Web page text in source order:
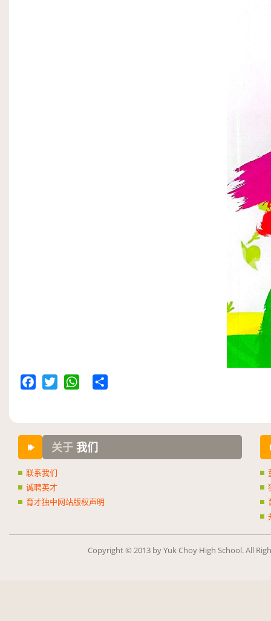
关于 我们
联系我们
诚聘英才
育才独中网站版权声明
Copy­right © 2013 by Yuk Choy High School. All